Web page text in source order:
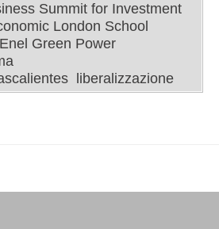
Summit for Investment
London School
Enel Green Power
liberalizzazione